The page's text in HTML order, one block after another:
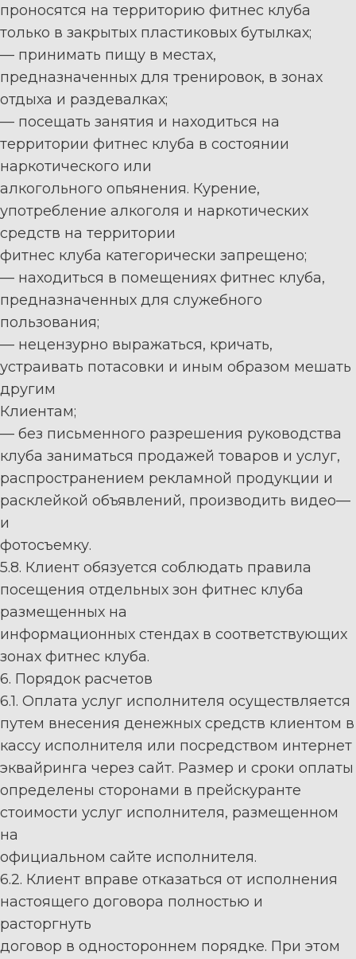
проносятся на территорию фитнес клуба
только в закрытых пластиковых бутылках;
— принимать пищу в местах,
предназначенных для тренировок, в зонах
отдыха и раздевалках;
— посещать занятия и находиться на
территории фитнес клуба в состоянии
наркотического или
алкогольного опьянения. Курение,
употребление алкоголя и наркотических
средств на территории
фитнес клуба категорически запрещено;
— находиться в помещениях фитнес клуба,
предназначенных для служебного
пользования;
— нецензурно выражаться, кричать,
устраивать потасовки и иным образом мешать
другим
Клиентам;
— без письменного разрешения руководства
клуба заниматься продажей товаров и услуг,
распространением рекламной продукции и
расклейкой объявлений, производить видео—
и
фотосъемку.
5.8. Клиент обязуется соблюдать правила
посещения отдельных зон фитнес клуба
размещенных на
информационных стендах в соответствующих
зонах фитнес клуба.
6. Порядок расчетов
6.1. Оплата услуг исполнителя осуществляется
путем внесения денежных средств клиентом в
кассу исполнителя или посредством интернет
эквайринга через сайт. Размер и сроки оплаты
определены сторонами в прейскуранте
стоимости услуг исполнителя, размещенном
на
официальном сайте исполнителя.
6.2. Клиент вправе отказаться от исполнения
настоящего договора полностью и
расторгнуть
договор в одностороннем порядке. При этом